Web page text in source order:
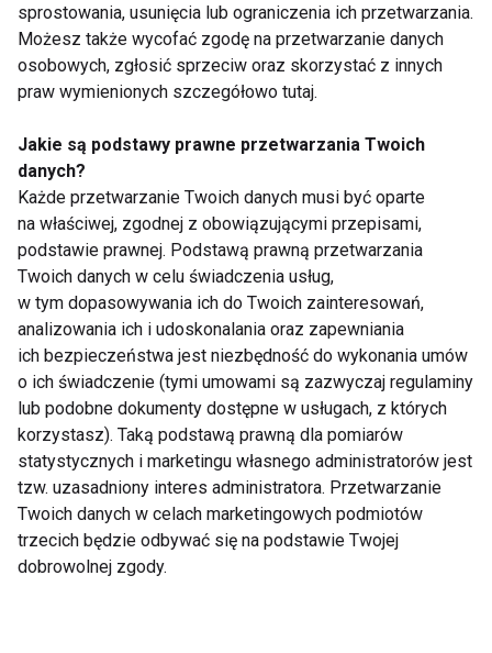
Pokaż więcej
Joga na ból pleców
Joga na ból pleców Joga na ból pleców
Joga na ból pleców
sprostowania, usunięcia lub ograniczenia ich przetwarzania.
Możesz także wycofać zgodę na przetwarzanie danych
osobowych, zgłosić sprzeciw oraz skorzystać z innych
praw wymienionych szczegółowo tutaj.
Jakie są podstawy prawne przetwarzania Twoich
danych?
Każde przetwarzanie Twoich danych musi być oparte
na właściwej, zgodnej z obowiązującymi przepisami,
podstawie prawnej. Podstawą prawną przetwarzania
Twoich danych w celu świadczenia usług,
w tym dopasowywania ich do Twoich zainteresowań,
analizowania ich i udoskonalania oraz zapewniania
ich bezpieczeństwa jest niezbędność do wykonania umów
o ich świadczenie (tymi umowami są zazwyczaj regulaminy
lub podobne dokumenty dostępne w usługach, z których
korzystasz). Taką podstawą prawną dla pomiarów
statystycznych i marketingu własnego administratorów jest
tzw. uzasadniony interes administratora. Przetwarzanie
Twoich danych w celach marketingowych podmiotów
trzecich będzie odbywać się na podstawie Twojej
dobrowolnej zgody.